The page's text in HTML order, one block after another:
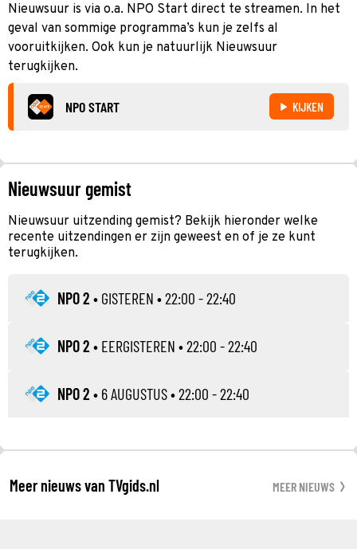
Nieuwsuur is via o.a. NPO Start direct te streamen. In het
geval van sommige programma’s kun je zelfs al
vooruitkijken. Ook kun je natuurlijk Nieuwsuur
terugkijken.
NPO START KIJKEN
Nieuwsuur gemist
Nieuwsuur uitzending gemist? Bekijk hieronder welke
recente uitzendingen er zijn geweest en of je ze kunt
terugkijken.
NPO 2 • GISTEREN • 22:00 - 22:40
NPO 2 • EERGISTEREN • 22:00 - 22:40
NPO 2 • 6 AUGUSTUS• 22:00 - 22:40
Meer nieuws van TVgids.nl MEER NIEUWS